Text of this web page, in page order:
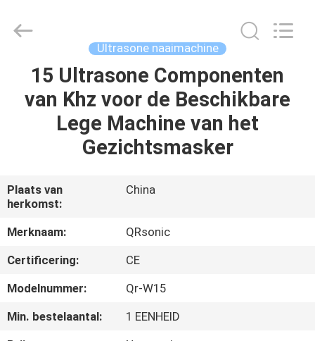
THUIS
PRODUCTEN
ONS
FABRIEKSTOCHT
KWALITEITSCONTROLE
NEEM
Equipment
Co.,Ltd.
Ultrasone naaimachine
15 Ultrasone Componenten
van Khz voor de Beschikbare
Lege Machine van het
Gezichtsmasker
Plaats van
herkomst:
China
Merknaam:
QRsonic
Certificering:
CE
Modelnummer:
Qr-W15
Min. bestelaantal:
1 EENHEID